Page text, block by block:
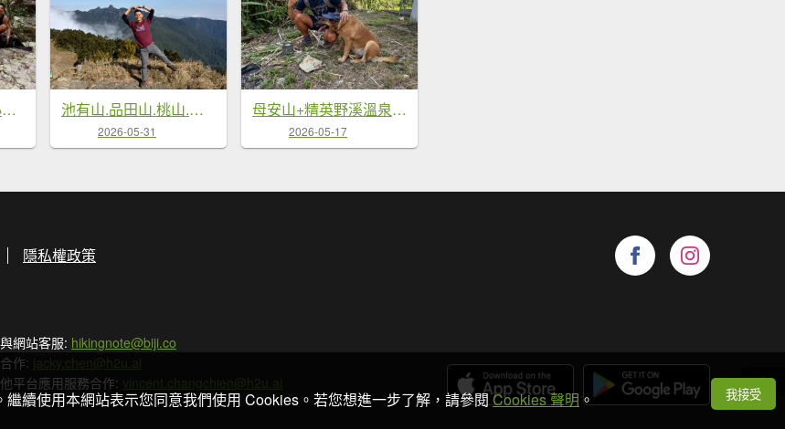
澀水森林步道【小小的社區也能發光發熱】 池有山.品田山.桃山.喀拉業山【武陵四秀 最硬的是…】
2026-05-31
母安山+精英野溪溫泉【最佳的狀態值得再來一次】
2026-05-17
隱私權政策
網站客服: hikingnote@biji.co
作: jacky.chen@h2u.ai
平台應用服務合作: vincent.changchien@h2u.ai
續使用本網站表示您同意我們使用 Cookies。若您想進一步了解，請參閱Cookies 聲明 。 我接受